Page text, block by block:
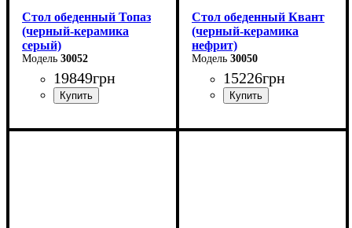
Стол обеденный Топаз
(черный-керамика
серый)
30052
19849грн
Длина - 180 (+80) см
Стол обеденный Квант
(черный-керамика
нефрит)
30050
15226грн
Длина - 160 (+60) см